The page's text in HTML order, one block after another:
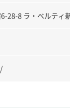
28-8 ラ・ベルティ